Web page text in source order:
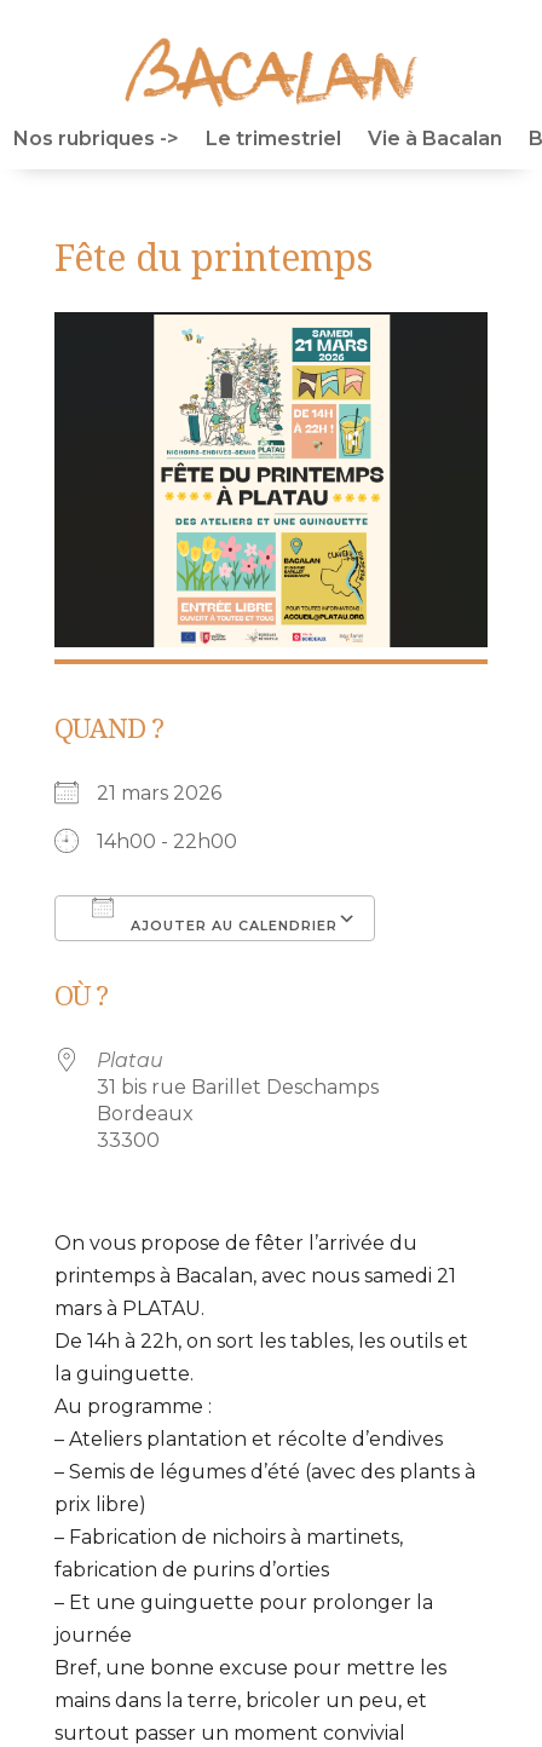
Nos rubriques -> Le trimestriel Vie à Bacalan
Fête du printemps
QUAND ?
21 mars 2026
14h00 - 22h00
AJOUTER AU CALENDRIER
OÙ ?
Platau
31 bis rue Barillet Deschamps
Bordeaux
33300
On vous propose de fêter l’arrivée du
printemps à Bacalan, avec nous samedi 21
mars à PLATAU.
De 14h à 22h, on sort les tables, les outils et
la guinguette.
Au programme :
– Ateliers plantation et récolte d’endives
– Semis de légumes d’été (avec des plants à
prix libre)
– Fabrication de nichoirs à martinets,
fabrication de purins d’orties
– Et une guinguette pour prolonger la
journée
Bref, une bonne excuse pour mettre les
mains dans la terre, bricoler un peu, et
surtout passer un moment convivial